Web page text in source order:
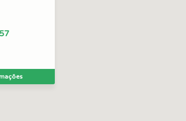
ir a exame.
e ver resumos do código.
e deixe o seu!